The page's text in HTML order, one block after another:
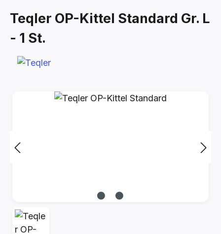
Teqler OP-Kittel Standard Gr. L
- 1 St.
Bildergalerie überspringen